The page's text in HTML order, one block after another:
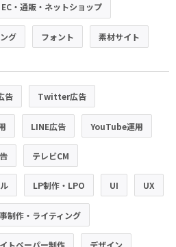
EC・通販・ネットショップ
グ フォント 素材サイト
告 Twitter広告
LINE広告 YouTube運用
テレビCM
LP制作・LPO UI UX
制作・ライティング
トペーパー制作 デザイン